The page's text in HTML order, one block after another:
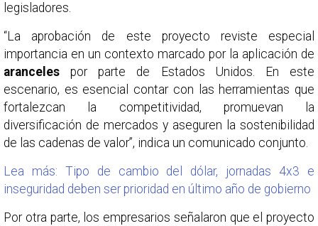
legisladores.
“La aprobación de este proyecto reviste especial
importancia en un contexto marcado por la aplicación de
aranceles por parte de Estados Unidos. En este
escenario, es esencial contar con las herramientas que
fortalezcan la competitividad, promuevan la
diversificación de mercados y aseguren la sostenibilidad
de las cadenas de valor”, indica un comunicado conjunto.
Lea más: Tipo de cambio del dólar, jornadas 4x3 e
inseguridad deben ser prioridad en último año de gobierno
Por otra parte, los empresarios señalaron que el proyecto